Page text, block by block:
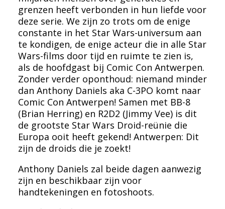
grenzen heeft verbonden in hun liefde voor
deze serie. We zijn zo trots om de enige
constante in het Star Wars-universum aan
te kondigen, de enige acteur die in alle Star
Wars-films door tijd en ruimte te zien is,
als de hoofdgast bij Comic Con Antwerpen.
Zonder verder oponthoud: niemand minder
dan Anthony Daniels aka C-3PO komt naar
Comic Con Antwerpen! Samen met BB-8
(Brian Herring) en R2D2 (Jimmy Vee) is dit
de grootste Star Wars Droid-reünie die
Europa ooit heeft gekend! Antwerpen: Dit
zijn de droids die je zoekt!
Anthony Daniels zal beide dagen aanwezig
zijn en beschikbaar zijn voor
handtekeningen en fotoshoots.